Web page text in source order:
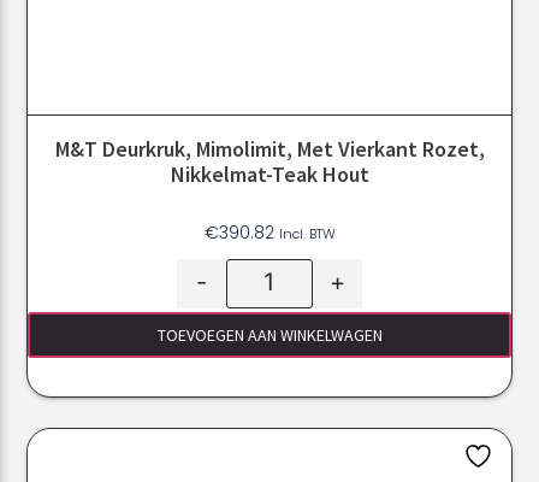
M&T Deurkruk, Mimolimit, Met Vierkant Rozet,
Nikkelmat-Teak Hout
€390.82 Incl. BTW
- +
TOEVOEGEN AAN WINKELWAGEN